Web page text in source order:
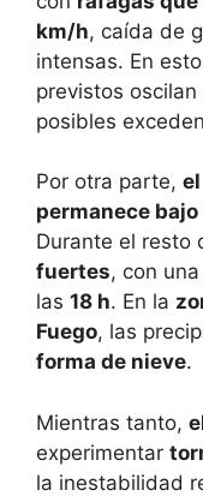
km/h, caída de
intensas. En
previstos oscilan
posibles
Por otra parte,
permanece
Durante el resto
fuertes, con
las 18 h. En la
Fuego, las
forma de nieve.
Mientras tanto,
experimentar
la inestabilidad